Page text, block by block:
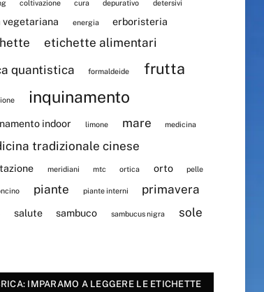
coltivazione cura depurativo detersivi
vegetariana energia erboristeria
etichette alimentari
quantistica
formaldeide frutta
inquinamento
indoor limone mare medicina
tradizionale cinese
meridiani mtc ortica orto pelle
piante piante interni primavera
salute sambuco sambucus nigra sole
IMPARAMO A LEGGERE LE ETICHETTE